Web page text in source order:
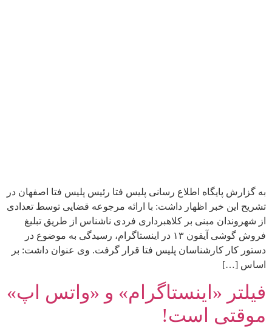
به گزارش پایگاه اطلاع رسانی پلیس فتا رئیس پلیس فتا اصفهان در
تشریح این خبر اظهار داشت: با ارائه مرجوعه قضایی توسط تعدادی
از شهروندان مبنی بر کلاهبرداری فردی ناشناس از طریق تبلیغ
فروش گوشی آیفون ۱۳ در اینستاگرام، رسیدگی به موضوع در
دستور کار کارشناسان پلیس فتا قرار گرفت. وی عنوان داشت: بر
اساس […]
فیلتر «اینستاگرام» و «واتس اپ»
موقتی است!